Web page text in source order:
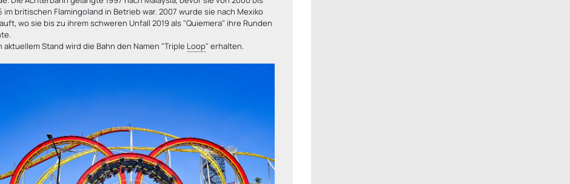
im britischen Flamingoland in Betrieb war. 2007 wurde sie nach Mexiko
wo sie bis zu ihrem schweren Unfall 2019 als "Quiemera" ihre Runden
aktuellem Stand wird die Bahn den Namen "Triple Loop" erhalten.